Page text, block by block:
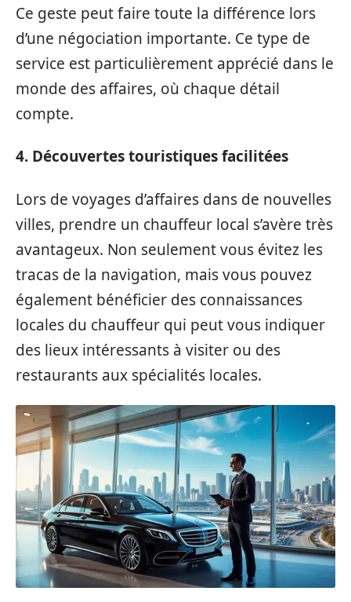
Ce geste peut faire toute la différence lors
d’une négociation importante. Ce type de
service est particulièrement apprécié dans le
monde des affaires, où chaque détail
compte.
4. Découvertes touristiques facilitées
Lors de voyages d’affaires dans de nouvelles
villes, prendre un chauffeur local s’avère très
avantageux. Non seulement vous évitez les
tracas de la navigation, mais vous pouvez
également bénéficier des connaissances
locales du chauffeur qui peut vous indiquer
des lieux intéressants à visiter ou des
restaurants aux spécialités locales.